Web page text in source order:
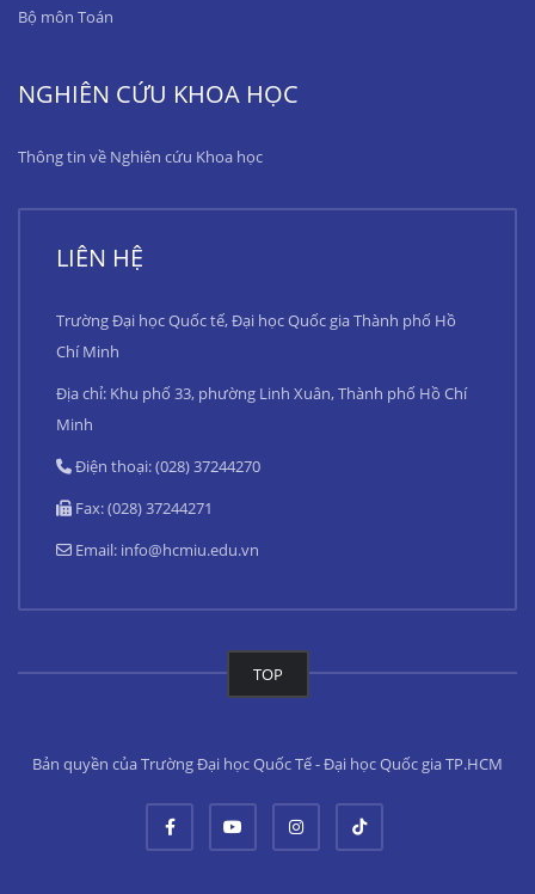
Bộ môn Toán
NGHIÊN CỨU KHOA HỌC
Thông tin về Nghiên cứu Khoa học
LIÊN HỆ
Trường Đại học Quốc tế, Đại học Quốc gia Thành phố Hồ
Chí Minh
Địa chỉ: Khu phố 33, phường Linh Xuân, Thành phố Hồ Chí
Minh
Điện thoại: (028) 37244270
Fax: (028) 37244271
Email: info@hcmiu.edu.vn
TOP
Bản quyền của Trường Đại học Quốc Tế - Đại học Quốc gia TP.HCM